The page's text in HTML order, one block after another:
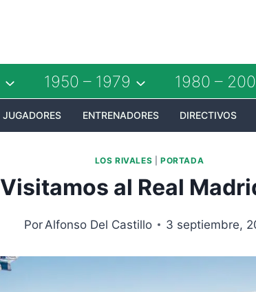
1950 – 1979 1980 –
JUGADORES ENTRENADORES DIRECTIVOS
LOS RIVALES |PORTADA
Visitamos al Real
Por Alfonso Del Castillo 3 septiembre,